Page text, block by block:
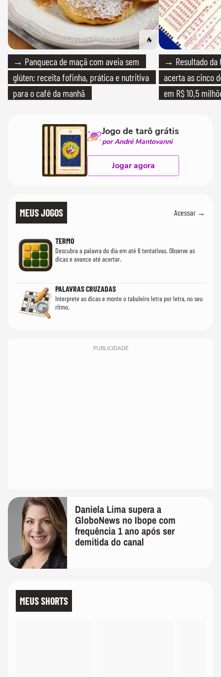
→ Panqueca de maçã com aveia sem
glúten: receita fofinha, prática e nutritiva
para o café da manhã
→ Resultado da
acerta as cinco
em R$ 10,5
Jogo de tarô grátis
por André Mantovanni
Jogar agora
MEUS JOGOS Acessar →
TERMO
Descubra a palavra do dia em até 6 tentativas. Observe as
dicas e avance até acertar.
PALAVRAS CRUZADAS
Interprete as dicas e monte o tabuleiro letra por letra, no seu
ritmo.
PUBLICIDADE
Daniela Lima supera a
GloboNews no Ibope com
frequência 1 ano após ser
demitida do canal
MEUS SHORTS